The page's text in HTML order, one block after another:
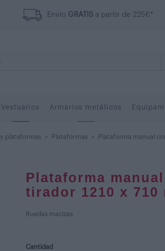
Envío GRATIS a partir de 225€*
Vestuarios Armarios metálicos
plataformas > Plataformas > Plataforma manual
Plataforma
tirador 1210 x 710
Ruedas macizas
Cantidad